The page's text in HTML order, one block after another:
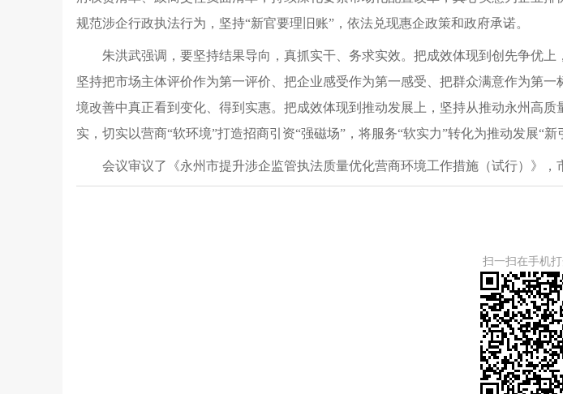
规范涉企行政执法行为，坚持“新官要理旧账”，依法兑现惠企政策和政府承诺。
朱洪武强调，要坚持结果导向，真抓实干、务求实效。把成效体现到创先争优
坚持把市场主体评价作为第一评价、把企业感受作为第一感受、把群众满意作为第
境改善中真正看到变化、得到实惠。把成效体现到推动发展上，坚持从推动永州高
实，切实以营商“软环境”打造招商引资“强磁场”，将服务“软实力”转化为推动发展“
会议审议了《永州市提升涉企监管执法质量优化营商环境工作措施（试行）》，
扫一扫在手机